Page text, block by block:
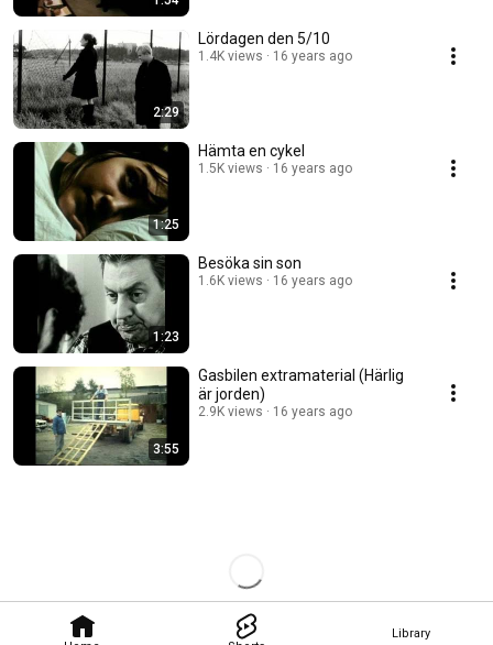
Library
2:29
Lördagen den 5/10
1.4K views 16 years ago
1:25
Hämta en cykel
1.5K views 16 years ago
1:23
Besöka sin son
1.6K views 16 years ago
3:55
Gasbilen extramaterial (Härlig
är jorden)
2.9K views 16 years ago